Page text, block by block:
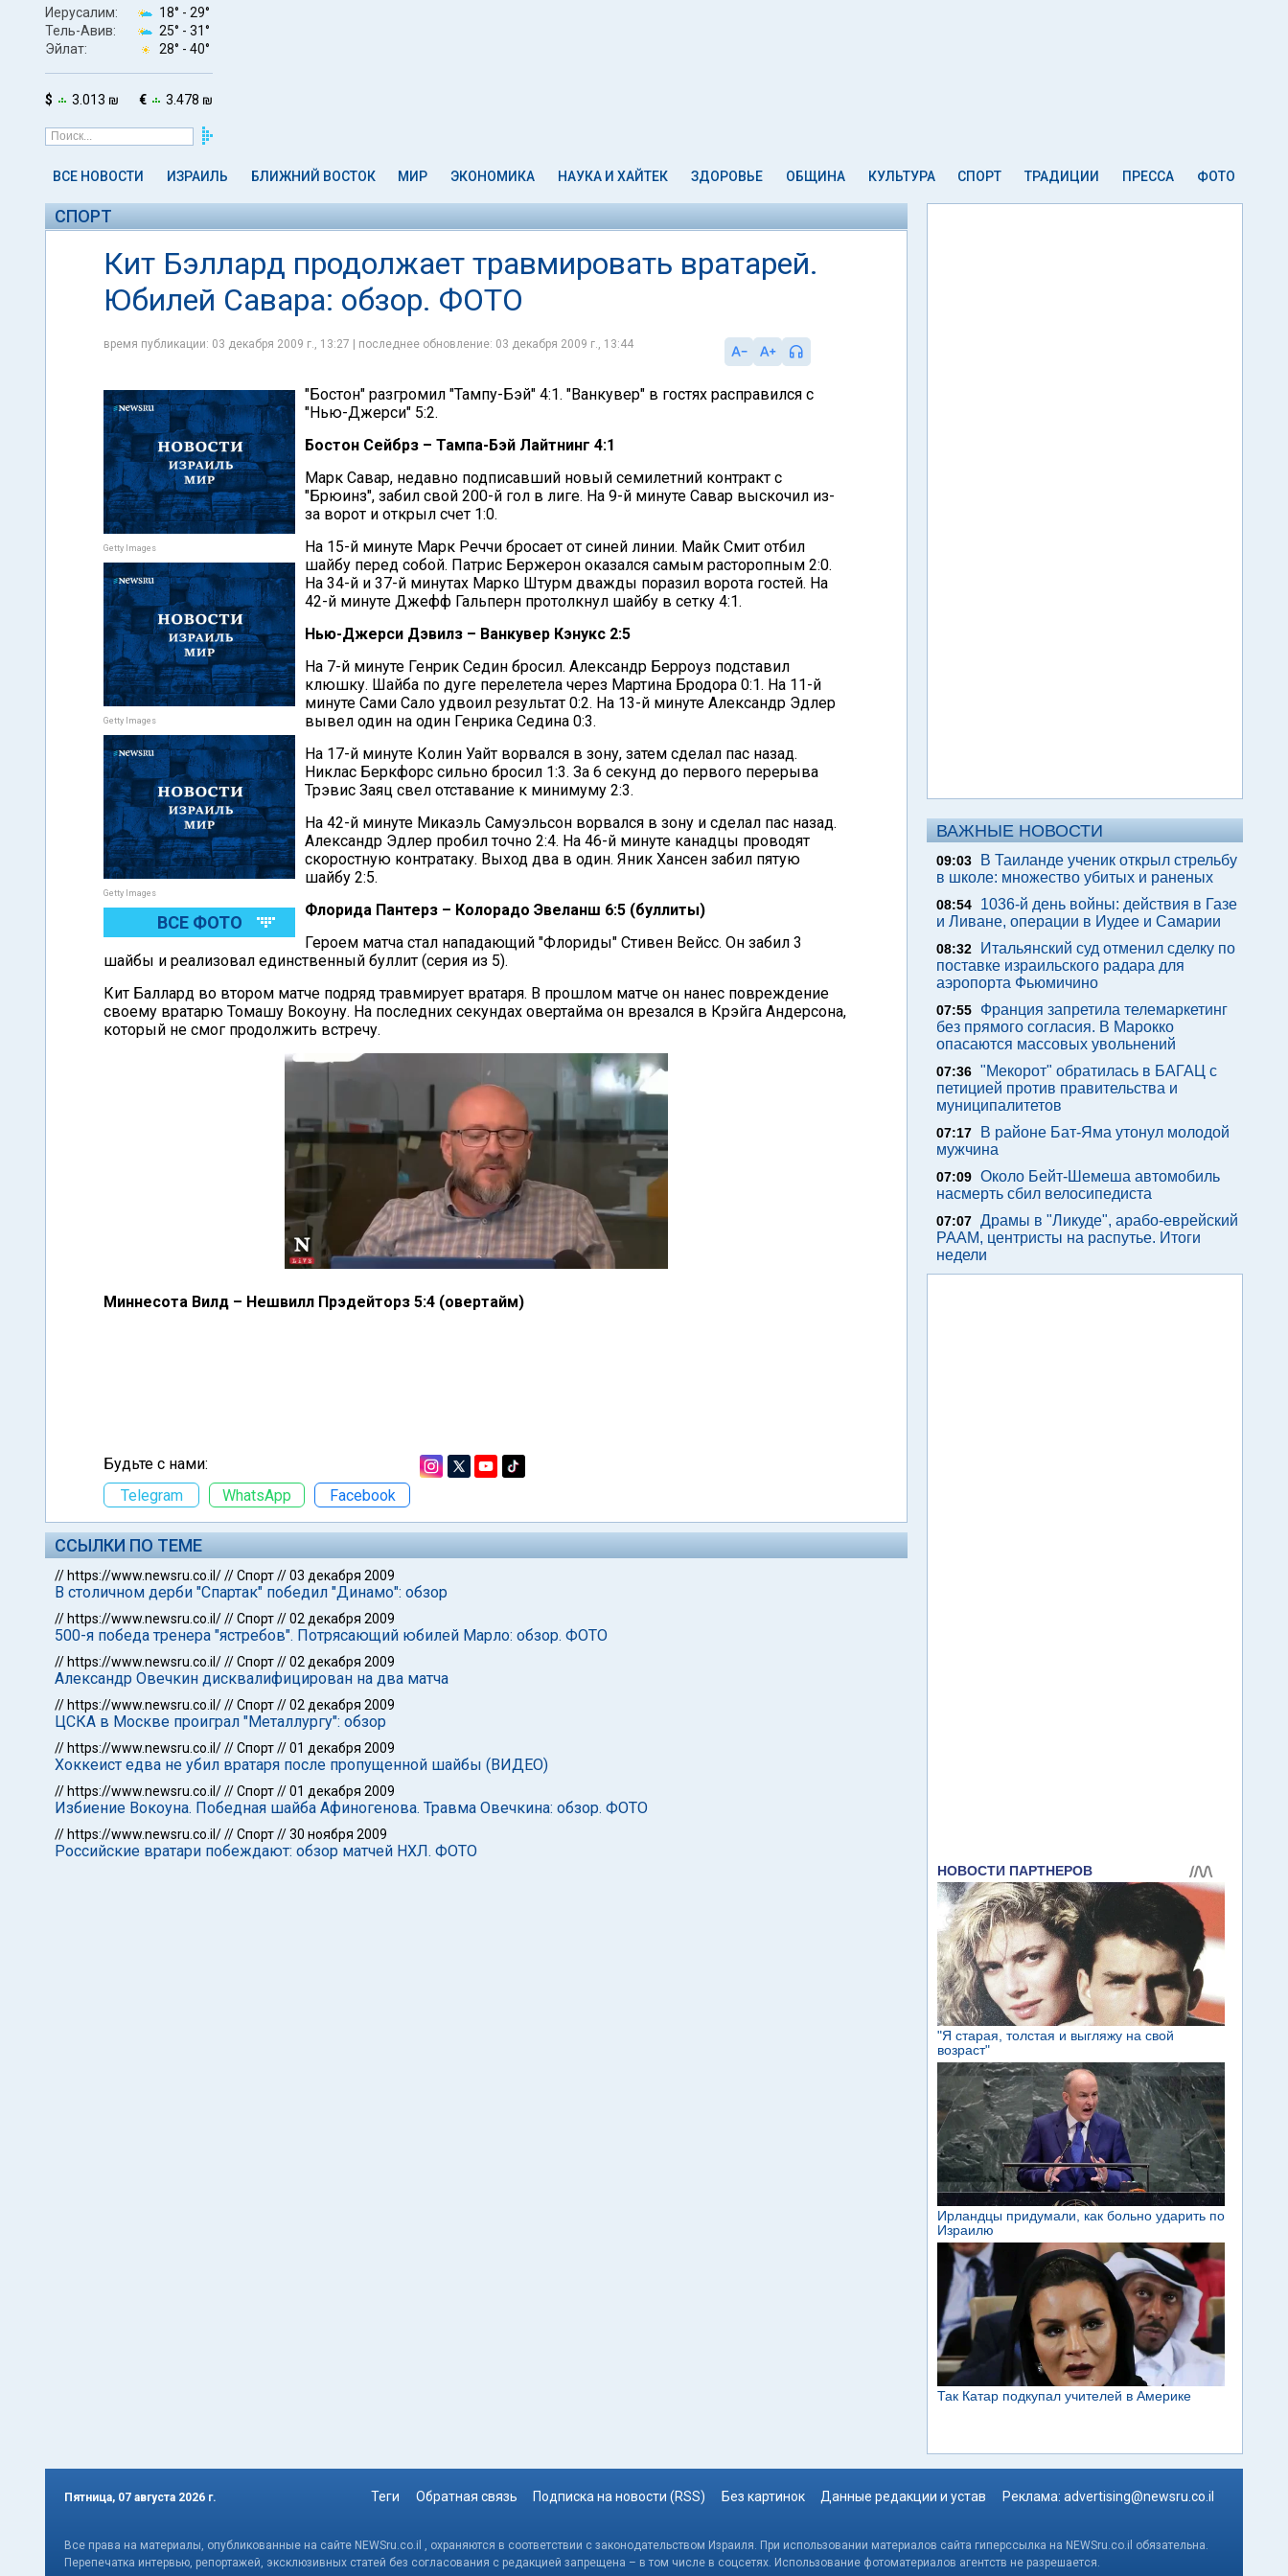
Иерусалим: 18° - 29°
Тель-Авив:
25° - 31°
Эйлат:
28° - 40°
$ 3.013 ₪ € 3.478 ₪
ВСЕ НОВОСТИ ИЗРАИЛЬ БЛИЖНИЙ ВОСТОК МИР ЭКОНОМИКА НАУКА И ХАЙТЕК ЗДОРОВЬЕ ОБЩИНА КУЛЬТУРА СПОРТ ТРАДИЦИИ ПРЕССА ФОТО
СПОРТ
Кит Бэллард продолжает травмировать вратарей.
Юбилей Савара: обзор. ФОТО
время публикации: 03 декабря 2009 г., 13:27 | последнее обновление: 03 декабря 2009 г., 13:44
Getty Images
Getty Images
Getty Images
ВСЕ ФОТО
"Бостон" разгромил "Тампу-Бэй" 4:1. "Ванкувер" в гостях расправился с
"Нью-Джерси" 5:2.
Бостон Сейбрз – Тампа-Бэй Лайтнинг 4:1
Марк Савар, недавно подписавший новый семилетний контракт с
"Брюинз", забил свой 200-й гол в лиге. На 9-й минуте Савар выскочил из-
за ворот и открыл счет 1:0.
На 15-й минуте Марк Реччи бросает от синей линии. Майк Смит отбил
шайбу перед собой. Патрис Бержерон оказался самым расторопным 2:0.
На 34-й и 37-й минутах Марко Штурм дважды поразил ворота гостей. На
42-й минуте Джефф Гальперн протолкнул шайбу в сетку 4:1.
Нью-Джерси Дэвилз – Ванкувер Кэнукс 2:5
На 7-й минуте Генрик Седин бросил. Александр Берроуз подставил
клюшку. Шайба по дуге перелетела через Мартина Бродора 0:1. На 11-й
минуте Сами Сало удвоил результат 0:2. На 13-й минуте Александр Эдлер
вывел один на один Генрика Седина 0:3.
На 17-й минуте Колин Уайт ворвался в зону, затем сделал пас назад.
Никлас Беркфорс сильно бросил 1:3. За 6 секунд до первого перерыва
Трэвис Заяц свел отставание к минимуму 2:3.
На 42-й минуте Микаэль Самуэльсон ворвался в зону и сделал пас назад.
Александр Эдлер пробил точно 2:4. На 46-й минуте канадцы проводят
скоростную контратаку. Выход два в один. Яник Хансен забил пятую
шайбу 2:5.
Флорида Пантерз – Колорадо Эвеланш 6:5 (буллиты)
Героем матча стал нападающий "Флориды" Стивен Вейсс. Он забил 3
шайбы и реализовал единственный буллит (серия из 5).
Кит Баллард во втором матче подряд травмирует вратаря. В прошлом матче он нанес повреждение
своему вратарю Томашу Вокоуну. На последних секундах овертайма он врезался в Крэйга Андерсона,
который не смог продолжить встречу.
Миннесота Вилд – Нешвилл Прэдейторз 5:4 (овертайм)
Будьте с нами:
Telegram
WhatsApp Facebook
ССЫЛКИ ПО ТЕМЕ
// https://www.newsru.co.il///Спорт//03 декабря 2009
В столичном дерби "Спартак" победил "Динамо": обзор
// https://www.newsru.co.il///Спорт//02 декабря 2009
500-я победа тренера "ястребов". Потрясающий юбилей Марло: обзор. ФОТО
// https://www.newsru.co.il///Спорт//02 декабря 2009
Александр Овечкин дисквалифицирован на два матча
// https://www.newsru.co.il///Спорт//02 декабря 2009
ЦСКА в Москве проиграл "Металлургу": обзор
// https://www.newsru.co.il///Спорт//01 декабря 2009
Хоккеист едва не убил вратаря после пропущенной шайбы (ВИДЕО)
// https://www.newsru.co.il///Спорт//01 декабря 2009
Избиение Вокоуна. Победная шайба Афиногенова. Травма Овечкина: обзор. ФОТО
// https://www.newsru.co.il///Спорт//30 ноября 2009
Российские вратари побеждают: обзор матчей НХЛ. ФОТО
ВАЖНЫЕ НОВОСТИ
09:03
В Таиланде ученик открыл стрельбу
в школе: множество убитых и раненых
08:54
1036-й день войны: действия в Газе
и Ливане, операции в Иудее и Самарии
08:32
Итальянский суд отменил сделку по
поставке израильского радара для
аэропорта Фьюмичино
07:55
Франция запретила телемаркетинг
без прямого согласия. В Марокко
опасаются массовых увольнений
07:36 "Мекорот" обратилась в БАГАЦ с
петицией против правительства и
муниципалитетов
07:17
В районе Бат-Яма утонул молодой
мужчина
07:09 Около Бейт-Шемеша автомобиль
насмерть сбил велосипедиста
07:07 Драмы в "Ликуде", арабо-еврейский
РААМ, центристы на распутье. Итоги
недели
Пятница, 07 августа 2026 г. Теги Обратная связь Подписка на новости (RSS) Без картинок Данные редакции и устав Реклама: advertising@newsru.co.il
Все права на материалы, опубликованные на сайте NEWSru.co.il , охраняются в соответствии с законодательством Израиля. При использовании материалов сайта гиперссылка на NEWSru.co.il обязательна.
Перепечатка интервью, репортажей, эксклюзивных статей без согласования с редакцией запрещена – в том числе в соцсетях. Использование фотоматериалов агентств не разрешается.